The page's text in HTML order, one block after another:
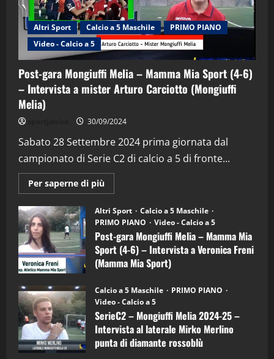
Altri Sport Calcio a 5 Maschile
PRIMO PIANO
Video - Calcio a 5
Post-gara Mongiuffi Melia – Mamma Mia Sport (4-6)
– Intervista a mister Arturo Carciotto (Mongiuffi
Melia)
30/09/2024
Sabato 28 Settembre 2024 prima giornata dal
campionato di Serie C2 di calcio a 5 di fronte...
Per saperne di più
informazioni
Post-
gara
Mongiuffi
Melia
–
Mamma
Mia
Sport
6)
–
Intervista
a
mister
Arturo
Carciotto
(Mongiuffi
Altri Sport
Calcio a 5 Maschile
PRIMO PIANO
Video - Calcio a 5
Post-gara Mongiuffi Melia – Mamma Mia
Sport (4-6) – Intervista a Veronica Freni
(Mamma Mia Sport)
Calcio a 5 Maschile
PRIMO PIANO
Video - Calcio a 5
SerieC2 – Mongiuffi Melia 2024-25 –
Intervista al laterale Mirko Merlino
punta di diamante rossoblù
2
“SportEmpire” in Podcast: 29^ Puntata
(Martedi 28 Aprile 2026)
28/04/2026
3
"SportEmpire" in Podcast
“SportEmpire” in Podcast: 28^ Puntata
(Martedi 21 Aprile 2026)
21/04/2026
4
“SportEmpire” in Podcast: 27^ Puntata
(Martedi 14 Aprile 2026)
15/04/2026